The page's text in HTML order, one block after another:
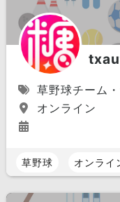
草野球チーム
オンライン
草野球 オンライ